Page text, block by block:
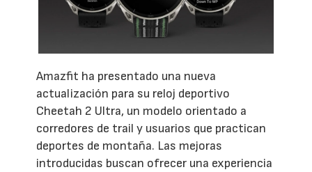
Amazfit ha presentado una nueva
actualización para su reloj deportivo
Cheetah 2 Ultra, un modelo orientado a
corredores de trail y usuarios que practican
deportes de montaña. Las mejoras
introducidas buscan ofrecer una experiencia